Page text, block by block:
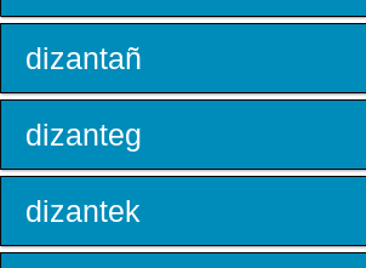
dizantañ
dizanteg
dizantek